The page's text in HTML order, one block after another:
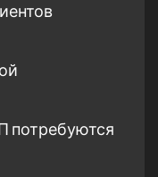
потребуются